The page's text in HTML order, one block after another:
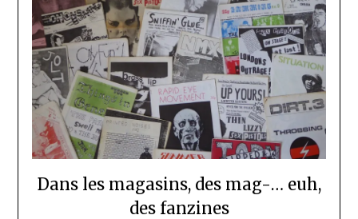
Dans les magasins, des mag-… euh,
des fanzines